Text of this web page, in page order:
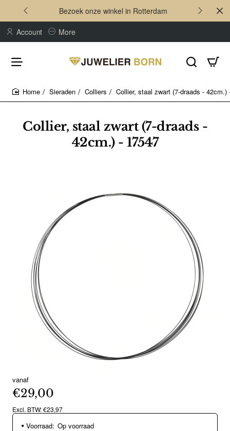
Bezoek onze winkel in Rotterdam
Account More
Collier, staal zwart (7-draads -
42cm.) - 17547
Sieraden Colliers Collier, staal zwart (7-draads - 42cm.)
vanaf
€29,00
Excl. BTW: €23,97
Voorraad: Op voorraad